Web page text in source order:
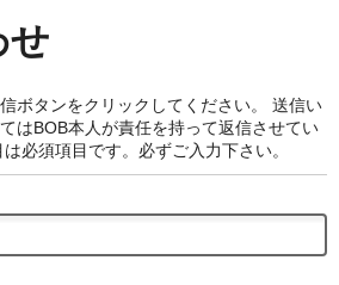
せ
ボタンをクリックしてください。 送信い
はBOB本人が責任を持って返信させてい
必須項目です。必ずご入力下さい。